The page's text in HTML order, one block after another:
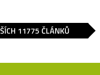
11775 ČLÁNKŮ